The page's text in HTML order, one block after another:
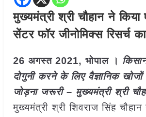
मुख्यमंत्री श्री चौहान ने
सेंटर फॉर जीनोमिक्स रिसर्च
26 अगस्त 2021, भोपाल ।
दोगुनी करने के लिए वैज्ञानिक
जोड़ना जरूरी – मुख्यमंत्री श्री
मुख्यमंत्री श्री शिवराज सिंह